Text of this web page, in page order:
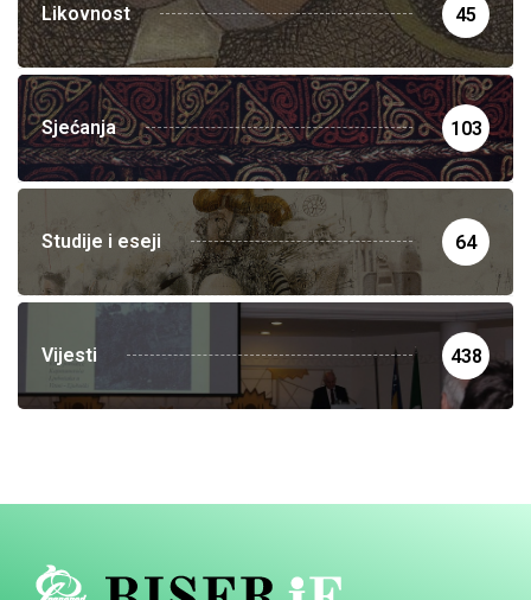
Likovnost 45
Sjećanja 103
Studije i eseji 64
Vijesti 438